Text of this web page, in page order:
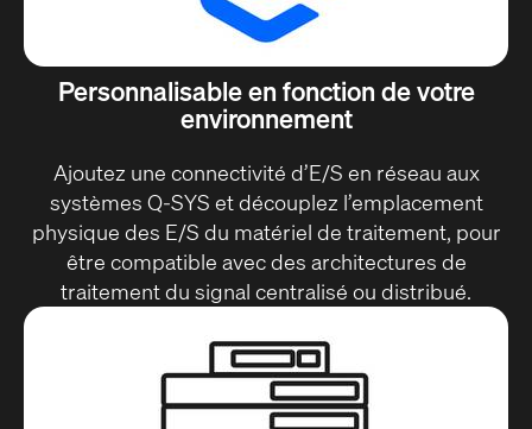
Personnalisable en fonction de votre
environnement
Ajoutez une connectivité d’E/S en réseau aux
systèmes Q-SYS et découplez l’emplacement
physique des E/S du matériel de traitement, pour
être compatible avec des architectures de
traitement du signal centralisé ou distribué.